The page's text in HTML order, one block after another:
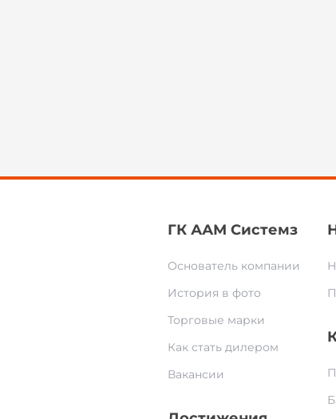
ГК ААМ Системз
Основатель компании
История в фото
Торговые марки
Как стать дилером
Вакансии